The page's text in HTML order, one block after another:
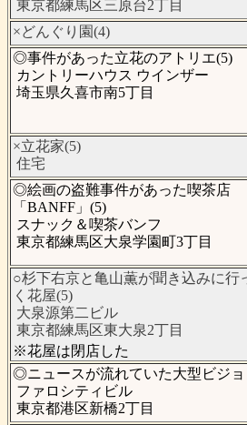
東京都練馬区三原台2丁目
×どんぐり園(4)
◎事件があった立花のアトリエ(5)
カントリーハウス ウインザー
埼玉県久喜市南5丁目
×立花家(5)
住宅
◎絵画の盗難事件があった喫茶店
「BANFF」(5)
スナック＆喫茶バンフ
東京都練馬区大泉学園町3丁目
○杉下右京と亀山薫が聞き込みに行
く花屋(5)
大泉源第二ビル
東京都練馬区東大泉2丁目
※花屋は閉店した
◎ニュースが流れていた大型ビジョ
ファロシティビル
東京都港区新橋2丁目